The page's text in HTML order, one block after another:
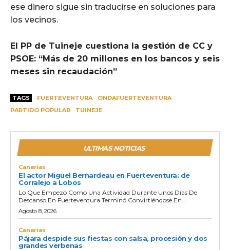
ese dinero sigue sin traducirse en soluciones para
los vecinos.
El PP de Tuineje cuestiona la gestión de CC y
PSOE: “Más de 20 millones en los bancos y seis
meses sin recaudación”
TAGS FUERTEVENTURA
ONDAFUERTEVENTURA
PARTIDO POPULAR
TUINEJE
ULTIMAS NOTICIAS
Canarias
El actor Miguel Bernardeau en Fuerteventura: de
Corralejo a Lobos
Lo Que Empezó Como Una Actividad Durante Unos Días De
Descanso En Fuerteventura Terminó Convirtiéndose En...
Agosto 8, 2026
Canarias
Pájara despide sus fiestas con salsa, procesión y dos
grandes verbenas